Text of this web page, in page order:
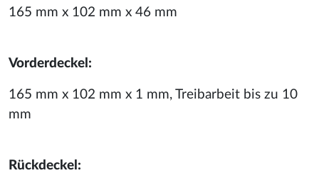
165 mm x 102 mm x 46 mm
Vorderdeckel:
165 mm x 102 mm x 1 mm, Treibarbeit bis zu 10
mm
Rückdeckel: